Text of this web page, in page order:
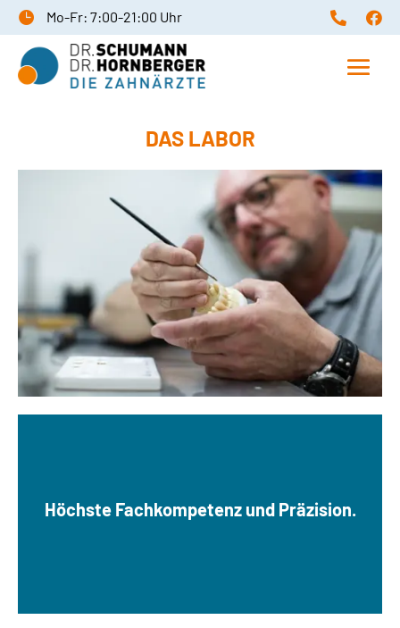
 Mo-Fr: 7:00-21:00 Uhr  
DAS LABOR
Höchste Fachkompetenz und Präzision.